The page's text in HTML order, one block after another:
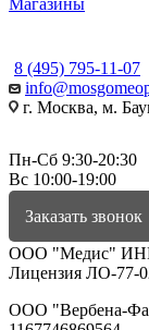
8 (495) 795-11-07
г. Москва, м.
Пн-Сб 9:30-20:30
Вс 10:00-19:00
Заказать звонок
ООО "Медис" ИНН
Лицензия ЛО-77-
ООО "Вербена-